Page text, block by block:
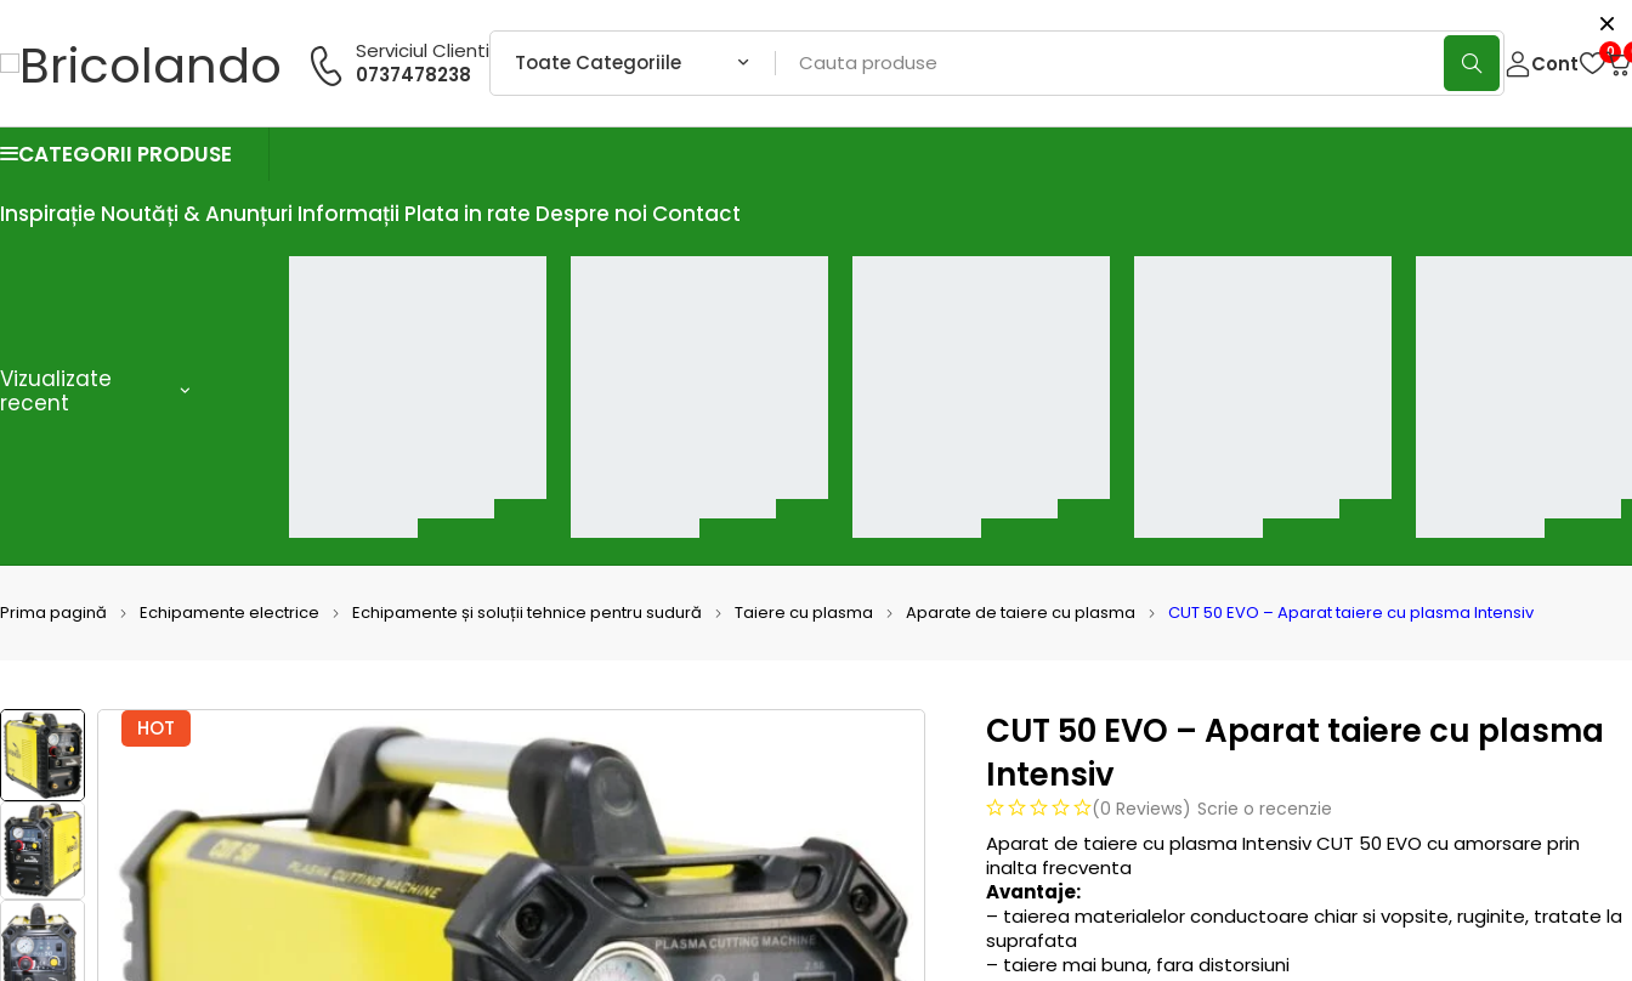
Serviciul Clienti
0737478238
Cont 0
CATEGORII PRODUSE
Inspirație Noutăți & Anunțuri Informații Plata in rate Despre noi Contact
Vizualizate
recent
Prima pagină Echipamente electrice Echipamente și soluții tehnice pentru sudură Taiere cu plasma Aparate de taiere cu plasma CUT 50 EVO – Aparat taiere cu plasma Intensiv
HOT
CUT 50 EVO – Aparat taiere cu plasma
Intensiv
(0 Reviews) Scrie o recenzie
Aparat de taiere cu plasma Intensiv CUT 50 EVO cu amorsare prin
inalta frecventa
Avantaje:
– taierea materialelor conductoare chiar si vopsite, ruginite, tratate la
suprafata
– taiere mai buna, fara distorsiuni